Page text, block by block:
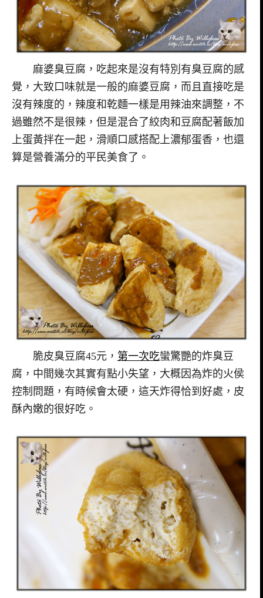
麻婆臭豆腐，吃起來是沒有特別有臭豆腐的感
覺，大致口味就是一般的麻婆豆腐，而且直接吃是
沒有辣度的，辣度和乾麵一樣是用辣油來調整，不
過雖然不是很辣，但是混合了絞肉和豆腐配著飯加
上蛋黃拌在一起，滑順口感搭配上濃郁蛋香，也還
算是營養滿分的平民美食了。
脆皮臭豆腐45元， 第一次吃蠻驚艷的炸臭豆
腐，中間幾次其實有點小失望，大概因為炸的火侯
控制問題，有時候會太硬，這天炸得恰到好處，皮
酥內嫩的很好吃。